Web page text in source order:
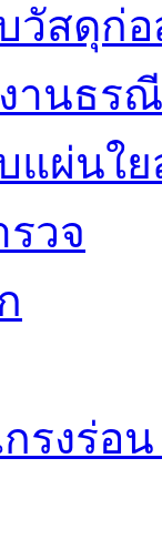
วัสดุก่อ
านธรณี
แผ่นใย
วจ
รงร่อ